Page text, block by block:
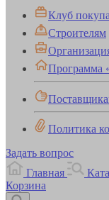
Клуб
Строителям
Программа
Политика
Задать вопрос
Главная
Корзина